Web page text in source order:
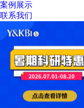
案例展示
联系我们